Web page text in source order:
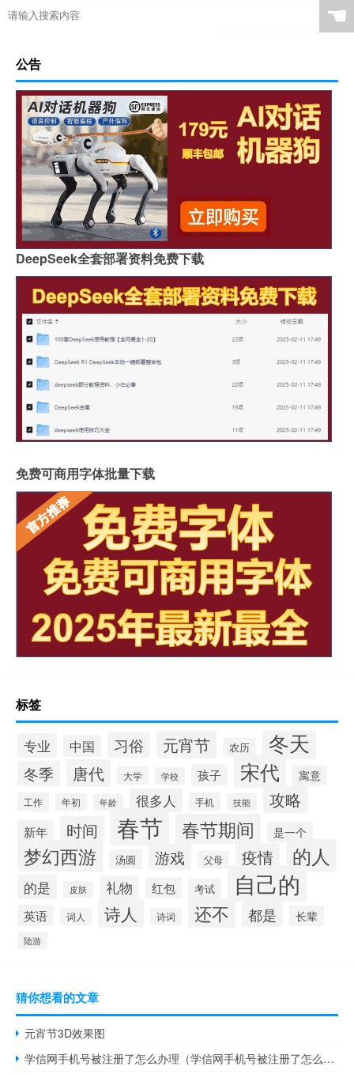
☚
公告
DeepSeek全套部署资料免费下载
免费可商用字体批量下载
标签
专业 中国 习俗 元宵节 农历 冬天
冬季 唐代 大学 学校 孩子 宋代 寓意
工作 年初 年龄 很多人 手机 技能 攻略
新年 时间 春节 春节期间 是一个
梦幻西游 汤圆 游戏 父母 疫情 的人
的是 皮肤 礼物 红包 考试 自己的
英语 词人 诗人 诗词 还不 都是 长辈
陆游
猜你想看的文章
元宵节3D效果图
学信网手机号被注册了怎么办理（学信网手机号被注册了怎么办）